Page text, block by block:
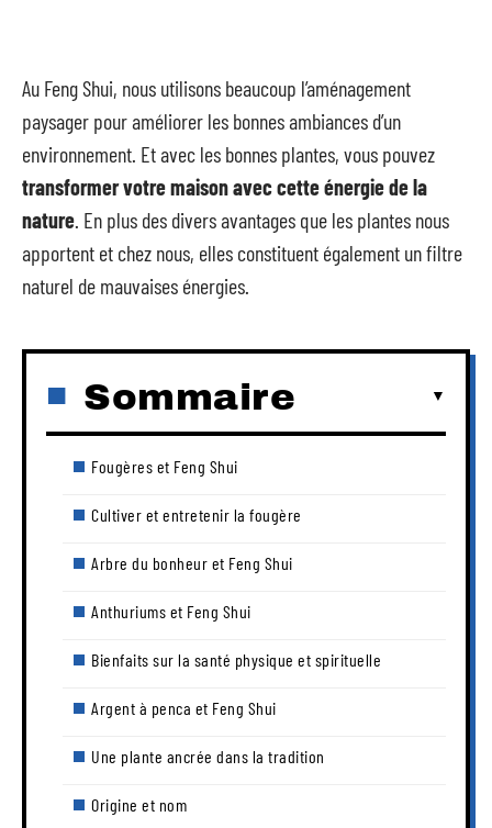
Au Feng Shui, nous utilisons beaucoup l’aménagement
paysager pour améliorer les bonnes ambiances d’un
environnement. Et avec les bonnes plantes, vous pouvez
transformer votre maison avec cette énergie de la
nature. En plus des divers avantages que les plantes nous
apportent et chez nous, elles constituent également un filtre
naturel de mauvaises énergies.
Sommaire
Fougères et Feng Shui
Cultiver et entretenir la fougère
Arbre du bonheur et Feng Shui
Anthuriums et Feng Shui
Bienfaits sur la santé physique et spirituelle
Argent à penca et Feng Shui
Une plante ancrée dans la tradition
Origine et nom